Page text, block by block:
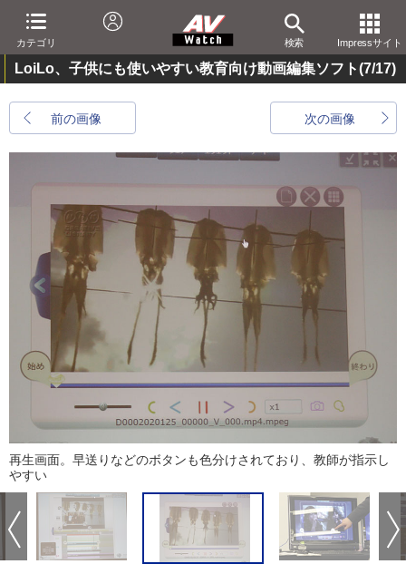
カテゴリ 検索 Impressサイト
LoiLo、子供にも使いやすい教育向け動画編集ソフト(7/17)
前の画像 次の画像
再生画面。早送りなどのボタンも色分けされており、教師が指示し
やすい